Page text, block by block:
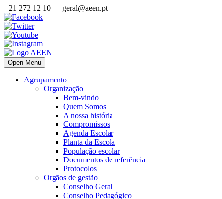
21 272 12 10 geral@aeen.pt
Open Menu
Agrupamento
Organização
Bem-vindo
Quem Somos
A nossa história
Compromissos
Agenda Escolar
Planta da Escola
População escolar
Documentos de referência
Protocolos
Orgãos de gestão
Conselho Geral
Conselho Pedagógico